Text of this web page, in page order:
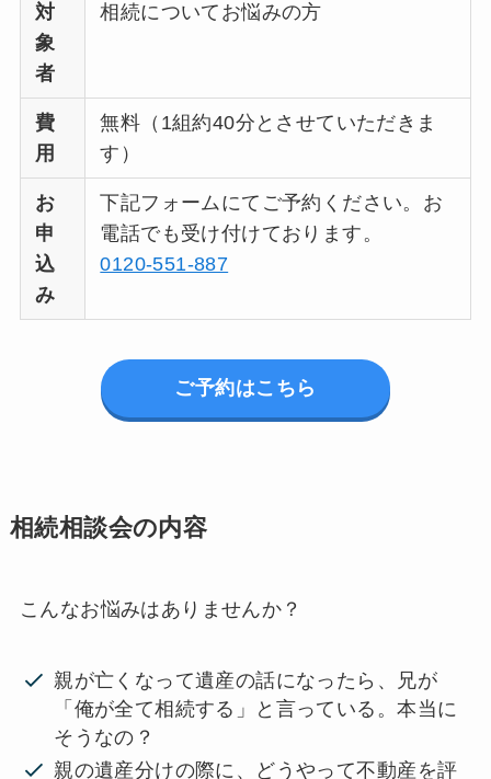
対
象
者
相続についてお悩みの方
費
用
無料（1組約40分とさせていただきま
す）
お
申
込
み
下記フォームにてご予約ください。お
電話でも受け付けております。
0120-551-887
ご予約はこちら
相続相談会の内容
こんなお悩みはありませんか？
親が亡くなって遺産の話になったら、兄が
「俺が全て相続する」と言っている。本当に
そうなの？
親の遺産分けの際に、どうやって不動産を評